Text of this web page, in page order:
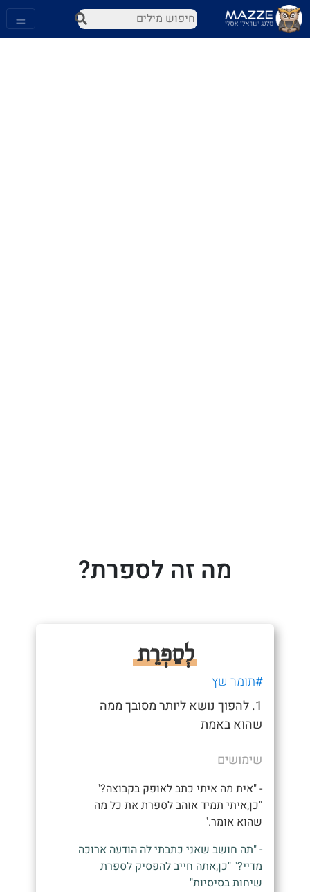
מה זה לספרת?
לְסַפְרֵת
#תומר שץ
1. להפוך נושא ליותר מסובך ממה
שהוא באמת
שימושים
- "אית מה איתי כתב לאופק בקבוצה?"
"כן,איתי תמיד אוהב לספרת את כל מה
שהוא אומר."
- "תה חושב שאני כתבתי לה הודעה ארוכה
מדיי?" "כן,אתה חייב להפסיק לספרת
שיחות בסיסיות"